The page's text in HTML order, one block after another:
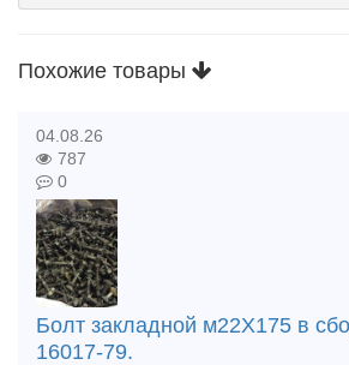
Похожие товары
04.08.26
787
0
Болт закладной м22Х175 в
16017-79.